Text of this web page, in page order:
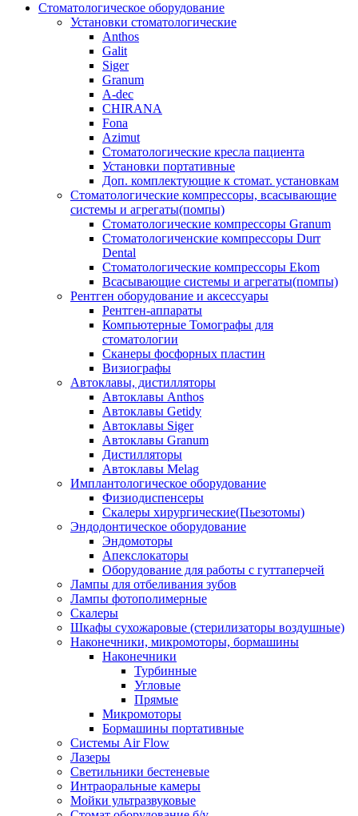
Стоматологическое оборудование
Установки стоматологические
Anthos
Galit
Siger
Granum
A-dec
CHIRANA
Fona
Azimut
Стоматологические кресла пациента
Установки портативные
Доп. комплектующие к стомат. установкам
Стоматологические компрессоры, всасывающие
системы и агрегаты(помпы)
Стоматологические компрессоры Granum
Стоматологиченские компрессоры Durr
Dental
Стоматологические компрессоры Ekom
Всасывающие системы и агрегаты(помпы)
Рентген оборудование и аксессуары
Рентген-аппараты
Компьютерные Томографы для
стоматологии
Сканеры фосфорных пластин
Визиографы
Автоклавы, дистилляторы
Автоклавы Anthos
Автоклавы Getidy
Автоклавы Siger
Автоклавы Granum
Дистилляторы
Автоклавы Melag
Имплантологическое оборудование
Физиодиспенсеры
Скалеры хирургические(Пьезотомы)
Эндодонтическое оборудование
Эндомоторы
Апекслокаторы
Оборудование для работы с гуттаперчей
Лампы для отбеливания зубов
Лампы фотополимерные
Скалеры
Шкафы сухожаровые (стерилизаторы воздушные)
Наконечники, микромоторы, бормашины
Наконечники
Турбинные
Угловые
Прямые
Микромоторы
Бормашины портативные
Системы Air Flow
Лазеры
Светильники бестеневые
Интраоральные камеры
Мойки ультразвуковые